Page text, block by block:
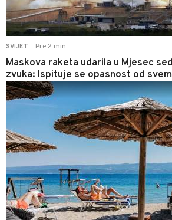
SVIJET Pre 2 min
Maskova raketa udarila u Mjesec
zvuka: Ispituje se opasnost od